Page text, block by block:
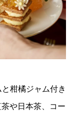
柑橘ジャム付き
や日本茶、コー